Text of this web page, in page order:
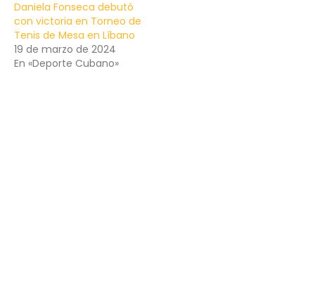
Daniela Fonseca debutó
con victoria en Torneo de
Tenis de Mesa en Líbano
19 de marzo de 2024
En «Deporte Cubano»